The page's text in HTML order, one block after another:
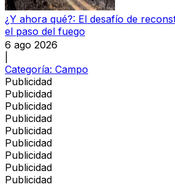
¿Y ahora qué?: El desafío de
el paso del fuego
6 ago 2026
Categoría: Campo
Publicidad
Publicidad
Publicidad
Publicidad
Publicidad
Publicidad
Publicidad
Publicidad
Publicidad